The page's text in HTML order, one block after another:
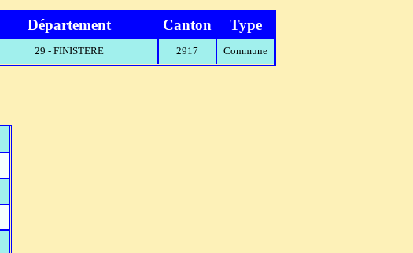
Département Canton Type
29 - FINISTERE 2917 Commune